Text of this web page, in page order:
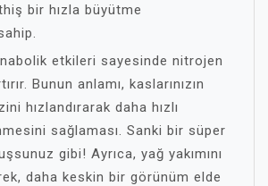
bir hızla büyütme
etkileri sayesinde nitrojen
Bunun anlamı, kaslarınızın
hızlandırarak daha hızlı
sağlaması. Sanki bir süper
gibi! Ayrıca, yağ yakımını
daha keskin bir görünüm elde